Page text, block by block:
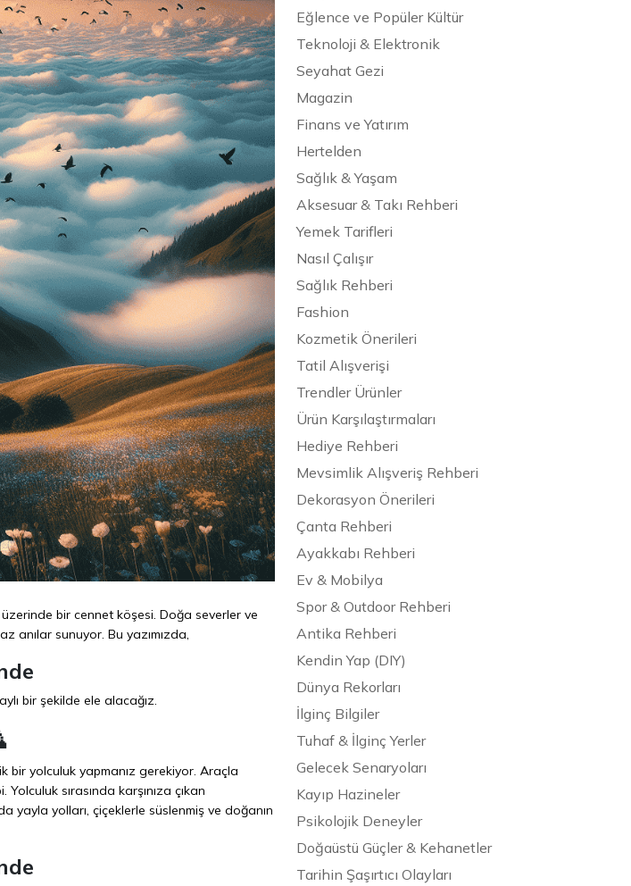
bir cennet köşesi. Doğa severler ve
sunuyor. Bu yazımızda,
bir şekilde ele alacağız.
bir yolculuk yapmanız gerekiyor. Araçla
sırasında karşınıza çıkan
yolları, çiçeklerle süslenmiş ve doğanın
Eğlence ve Popüler Kültür
Teknoloji & Elektronik
Seyahat Gezi
Magazin
Finans ve Yatırım
Hertelden
Sağlık & Yaşam
Aksesuar & Takı Rehberi
Yemek Tarifleri
Nasıl Çalışır
Sağlık Rehberi
Fashion
Kozmetik Önerileri
Tatil Alışverişi
Trendler Ürünler
Ürün Karşılaştırmaları
Hediye Rehberi
Mevsimlik Alışveriş Rehberi
Dekorasyon Önerileri
Çanta Rehberi
Ayakkabı Rehberi
Ev & Mobilya
Spor & Outdoor Rehberi
Antika Rehberi
Kendin Yap (DIY)
Dünya Rekorları
İlginç Bilgiler
Tuhaf & İlginç Yerler
Gelecek Senaryoları
Kayıp Hazineler
Psikolojik Deneyler
Doğaüstü Güçler & Kehanetler
Tarihin Şaşırtıcı Olayları